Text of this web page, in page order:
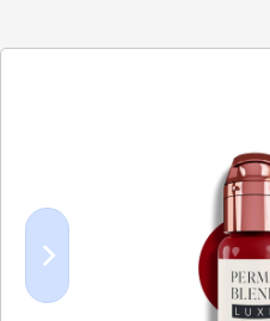
Previous